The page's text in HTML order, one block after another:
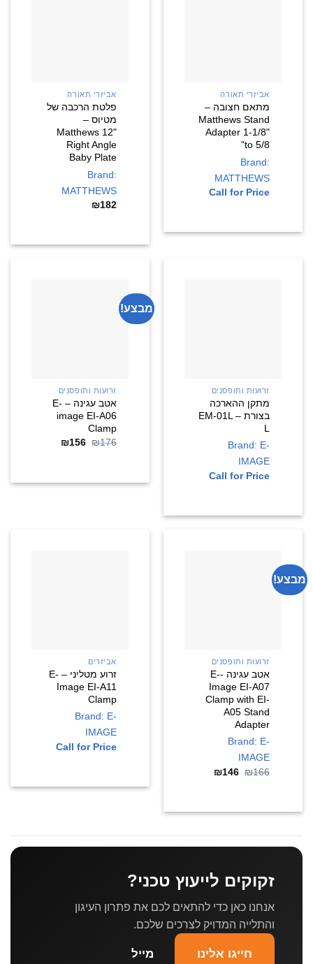
אביזרי תאורה
מתאם חצובה –
Matthews Stand
Adapter 1-1/8"
to 5/8"
Brand:
MATTHEWS
Call for Price
אביזרי תאורה
פלטת הרכבה של
מטיוס –
Matthews 12"
Right Angle
Baby Plate
Brand:
MATTHEWS
₪182
זרועות ותופסנים
מתקן ההארכה
בצורת EM-01L –
L
Brand: E-
IMAGE
Call for Price
מבצע!
זרועות ותופסנים
אטב עגינה – E-
image EI-A06
Clamp
₪176
המחיר
₪156
מבצע!
זרועות ותופסנים
אטב עגינה -E-
Image EI-A07
Clamp with EI-
A05 Stand
Adapter
Brand: E-
IMAGE
₪166
המחיר
₪146
אביזרים
זרוע מטליני – E-
Image EI-A11
Clamp
Brand: E-
IMAGE
Call for Price
זקוקים לייעוץ טכני?
אנחנו כאן כדי להתאים לכם את פתרון העיגון
והתלייה המדויק לצרכים שלכם.
חייגו אלינו מייל